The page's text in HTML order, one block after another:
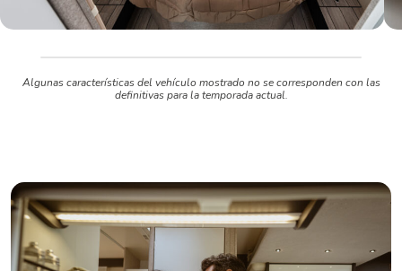
Algunas características del vehículo mostrado no se corresponden con las
definitivas para la temporada actual.